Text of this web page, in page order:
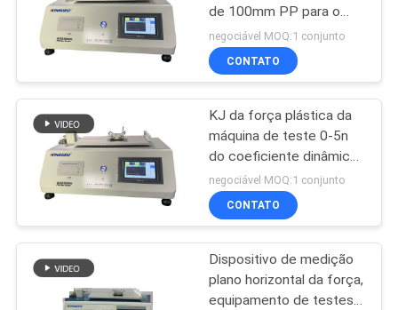
CONTACTE-
PEÇA
UMAS
CITAÇÕES
MAPA
DO
Máquina de
revestimento do
laboratório
Câmara de ensaio
de umidade
temperatura
de 100mm PP para o
filme e a folha
negociável MOQ:1 conjunto
CONTATO
KJ da força plástica da
máquina de teste 0-5n
do coeficiente dinâmico
da fricção para o filme
negociável MOQ:1 conjunto
CONTATO
Dispositivo de medição
plano horizontal da força,
equipamento de testes